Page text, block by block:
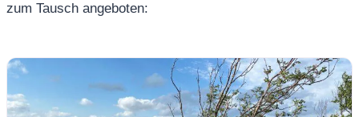
zum Tausch angeboten: